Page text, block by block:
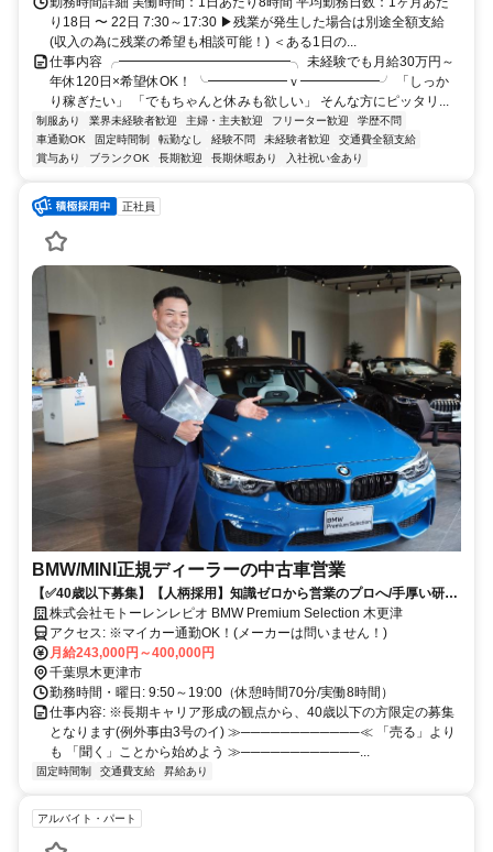
り18日 〜 22日 7:30～17:30 ▶残業が発生した場合は別途全額支給
(収入の為に残業の希望も相談可能！) ＜ある1日の...
仕事内容 ╭━━━━━━━━━━━━━╮ 未経験でも月給30万円～
年休120日×希望休OK！ ╰━━━━━━ｖ━━━━━━╯ 「しっか
り稼ぎたい」 「でもちゃんと休みも欲しい」 そんな方にピッタリ...
制服あり 業界未経験者歓迎 主婦・主夫歓迎 フリーター歓迎
学歴不問
車通勤OK
固定時間制 転勤なし 経験不問 未経験者歓迎
交通費全額支給
賞与あり
ブランクOK 長期歓迎 長期休暇あり 入社祝い金あり
正社員
BMW/MINI正規ディーラーの中古車営業
【✅40歳以下募集】【人柄採用】知識ゼロから営業のプロへ/手厚い研修
とチームのサポートで、あなたの成長を応援します！
株式会社モトーレンレピオ BMW Premium Selection 木更津
アクセス: ※マイカー通勤OK！(メーカーは問いません！)
月給243,000円～400,000円
千葉県木更津市
勤務時間・曜日: 9:50～19:00（休憩時間70分/実働8時間）
仕事内容: ※長期キャリア形成の観点から、40歳以下の方限定の募集
となります(例外事由3号のイ) ≫────────────≪ 「売る」より
も 「聞く」ことから始めよう ≫────────────...
固定時間制 交通費支給 昇給あり
アルバイト・パート